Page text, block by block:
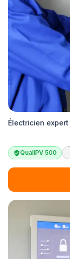
Électricien
QualiPV 500